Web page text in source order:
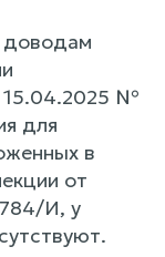
доводам
15.04.2025 №
для
в
от
И, у